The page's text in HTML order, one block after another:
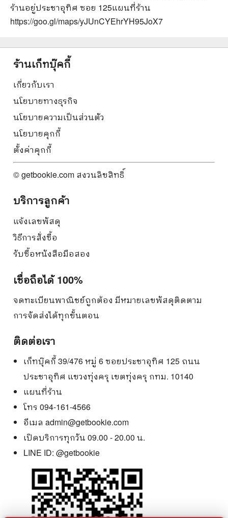
ร้านอยู่ประชาอุทิศ ซอย 125แผนที่ร้าน
https://goo.gl/maps/yJUnCYEhrYH95JoX7
ร้านเก็ทบุ๊คกี้
เกี่ยวกับเรา
นโยบายทางธุรกิจ
นโยบายความเป็นส่วนตัว
นโยบายคุกกี้
ตั้งค่าคุกกี้
© getbookie.com สงวนลิขสิทธิ์
บริการลูกค้า
แจ้งเลขพัสดุ
วิธีการสั่งซื้อ
รับซื้อหนังสือมือสอง
เชื่อถือได้ 100%
จดทะเบียนพาณิชย์ถูกต้อง มีหมายเลขพัสดุติดตาม
การจัดส่งได้ทุกขั้นตอน
ติดต่อเรา
เก็ทบุ๊คกี้ 39/476 หมู่ 6 ซอยประชาอุทิศ 125 ถนน
ประชาอุทิศ แขวงทุ่งครุ เขตทุ่งครุ กทม. 10140
แผนที่ร้าน
โทร 094-161-4566
อีเมล admin@getbookie.com
เปิดบริการทุกวัน 09.00 - 20.00 น.
LINE ID: @getbookie